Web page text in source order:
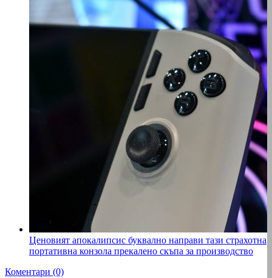
Ценовият апокалипсис буквално направи тази страхотна
портативна конзола прекалено скъпа за производство
Коментари (0)